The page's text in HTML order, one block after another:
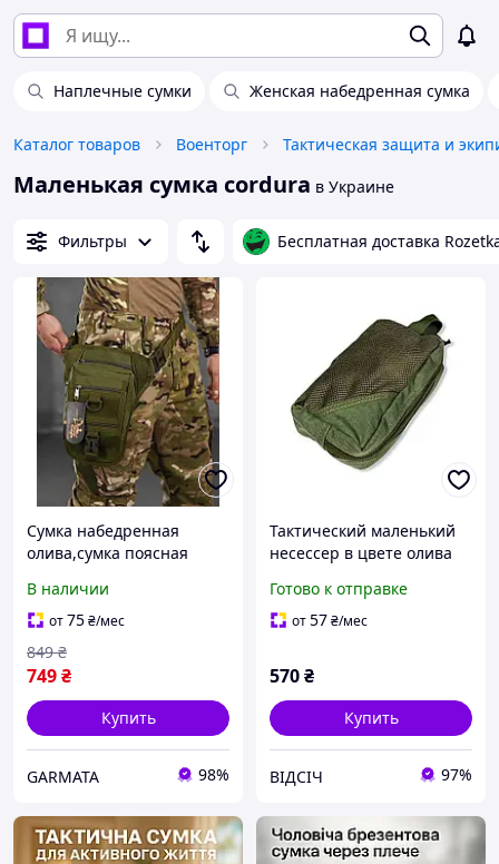
Наплечные сумки Женская набедренная сумка
Каталог товаров Военторг Тактическая защита и
Маленькая сумка cordura в Украине
Фильтры Бесплатная доставка
Сумка набедренная
олива,сумка поясная
бедро олива,маленькая
набедренная сумка
В наличии
от75₴/мес
749₴
849 ₴
Купить
GARMATA 98%
Тактический маленький
несессер в цвете олива
для мелкого снаряжения
и личных вещей
Готово к отправке
от57₴/мес
570₴
Купить
ВІДСІЧ 97%